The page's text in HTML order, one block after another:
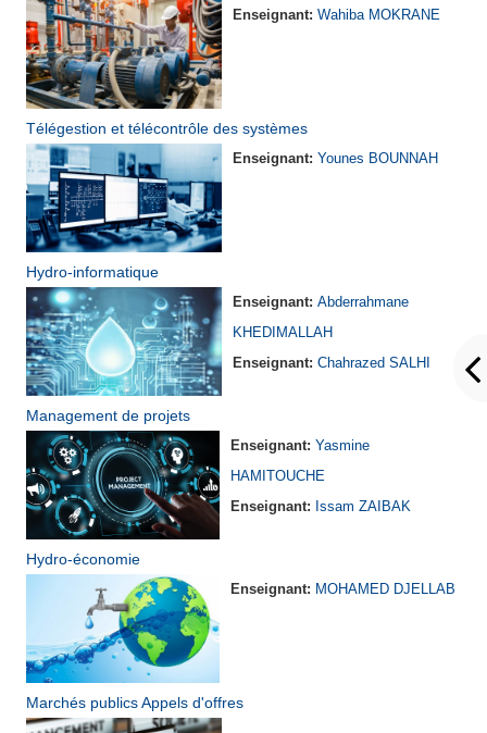
Enseignant:Wahiba MOKRANE
Télégestion et télécontrôle des systèmes
Enseignant:Younes BOUNNAH
Hydro-informatique
Enseignant:Abderrahmane
KHEDIMALLAH
Enseignant:Chahrazed SALHI
Management de projets
Enseignant:Yasmine
HAMITOUCHE
Enseignant: Issam ZAIBAK
Hydro-économie
Enseignant: MOHAMED DJELLAB
Marchés publics Appels d'offres